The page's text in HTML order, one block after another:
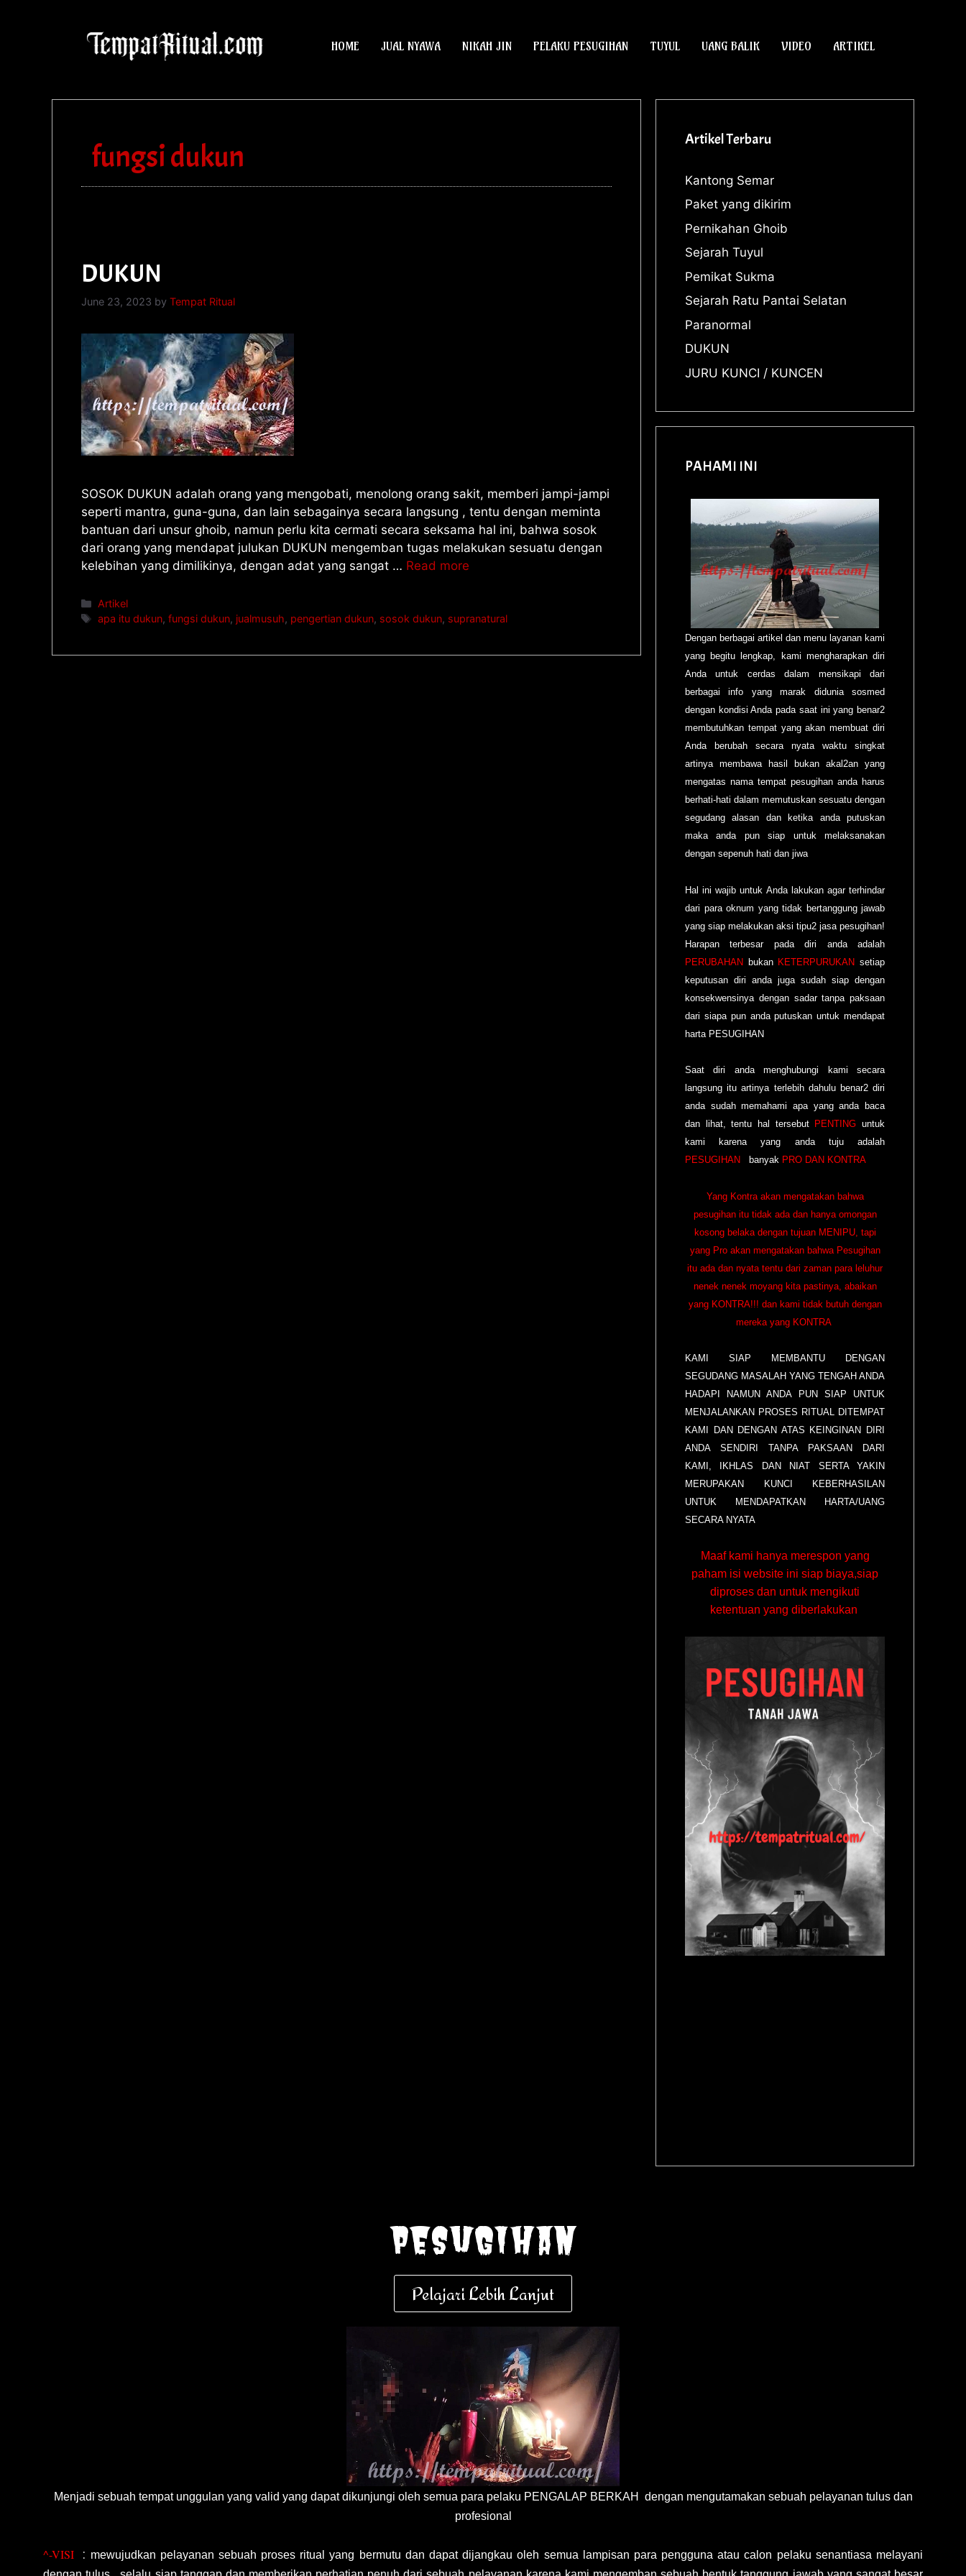
HOME JUAL NYAWA NIKAH JIN PELAKU PESUGIHAN TUYUL UANG BALIK VIDEO ARTIKEL
fungsi dukun
DUKUN
June 23, 2023 by Tempat Ritual
SOSOK DUKUN adalah orang yang mengobati, menolong orang sakit, memberi jampi-jampi
seperti mantra, guna-guna, dan lain sebagainya secara langsung , tentu dengan meminta
bantuan dari unsur ghoib, namun perlu kita cermati secara seksama hal ini, bahwa sosok
dari orang yang mendapat julukan DUKUN mengemban tugas melakukan sesuatu dengan
kelebihan yang dimilikinya, dengan adat yang sangat … Read more
Artikel
apa itu dukun,fungsi dukun, jualmusuh, pengertian dukun, sosok dukun, supranatural
Artikel Terbaru
Kantong Semar
Paket yang dikirim
Pernikahan Ghoib
Sejarah Tuyul
Pemikat Sukma
Sejarah Ratu Pantai Selatan
Paranormal
DUKUN
JURU KUNCI / KUNCEN
PAHAMI INI
Dengan berbagai artikel dan menu layanan kami
yang begitu lengkap, kami mengharapkan diri
Anda untuk cerdas dalam mensikapi dari
berbagai info yang marak didunia sosmed
dengan kondisi Anda pada saat ini yang benar2
membutuhkan tempat yang akan membuat diri
Anda berubah secara nyata waktu singkat
artinya membawa hasil bukan akal2an yang
mengatas nama tempat pesugihan anda harus
berhati-hati dalam memutuskan sesuatu dengan
segudang alasan dan ketika anda putuskan
maka anda pun siap untuk melaksanakan
dengan sepenuh hati dan jiwa
Hal ini wajib untuk Anda lakukan agar terhindar
dari para oknum yang tidak bertanggung jawab
yang siap melakukan aksi tipu2 jasa pesugihan!
Harapan terbesar pada diri anda adalah
PERUBAHAN bukan KETERPURUKAN setiap
keputusan diri anda juga sudah siap dengan
konsekwensinya dengan sadar tanpa paksaan
dari siapa pun anda putuskan untuk mendapat
harta PESUGIHAN
Saat diri anda menghubungi kami secara
langsung itu artinya terlebih dahulu benar2 diri
anda sudah memahami apa yang anda baca
dan lihat, tentu hal tersebut PENTING untuk
kami karena yang anda tuju adalah
PESUGIHAN banyak PRO DAN KONTRA
Yang Kontra akan mengatakan bahwa
pesugihan itu tidak ada dan hanya omongan
kosong belaka dengan tujuan MENIPU, tapi
yang Pro akan mengatakan bahwa Pesugihan
itu ada dan nyata tentu dari zaman para leluhur
nenek nenek moyang kita pastinya, abaikan
yang KONTRA!!! dan kami tidak butuh dengan
mereka yang KONTRA
KAMI SIAP MEMBANTU DENGAN
SEGUDANG MASALAH YANG TENGAH ANDA
HADAPI NAMUN ANDA PUN SIAP UNTUK
MENJALANKAN PROSES RITUAL DITEMPAT
KAMI DAN DENGAN ATAS KEINGINAN DIRI
ANDA SENDIRI TANPA PAKSAAN DARI
KAMI, IKHLAS DAN NIAT SERTA YAKIN
MERUPAKAN KUNCI KEBERHASILAN
UNTUK MENDAPATKAN HARTA/UANG
SECARA NYATA
Maaf kami hanya merespon yang
paham isi website ini siap biaya,siap
diproses dan untuk mengikuti
ketentuan yang diberlakukan
pesugihan
Pelajari Lebih Lanjut
Menjadi sebuah tempat unggulan yang valid yang dapat dikunjungi oleh semua para pelaku PENGALAP BERKAH dengan mengutamakan sebuah pelayanan tulus dan
profesional
^-VISI : mewujudkan pelayanan sebuah proses ritual yang bermutu dan dapat dijangkau oleh semua lampisan para pengguna atau calon pelaku senantiasa melayani